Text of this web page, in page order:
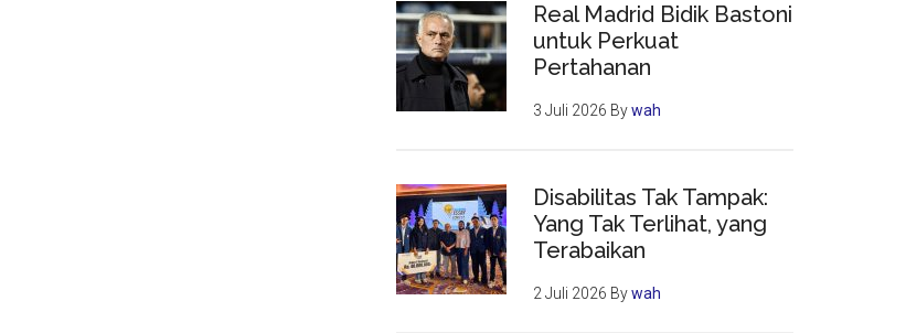
Real Madrid Bidik Bastoni
untuk Perkuat
Pertahanan
3 Juli 2026 Bywah
Disabilitas Tak Tampak:
Yang Tak Terlihat, yang
Terabaikan
2 Juli 2026 Bywah